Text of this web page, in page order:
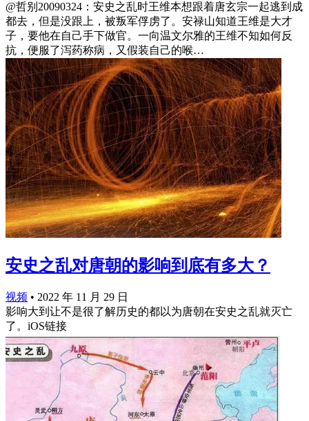
@哲别20090324：安史之乱时王维本想跟着唐玄宗一起逃到成
都去，但是没跟上，被叛军俘虏了。安禄山知道王维是大才
子，要他在自己手下做官。一向温文尔雅的王维不知如何反
抗，便服了泻药称病，又假装自己的喉…
安史之乱对唐朝的影响到底有多大？
视频 • 2022 年 11 月 29 日
影响大到让不是很了解历史的都以为唐朝在安史之乱就灭亡
了。iOS链接